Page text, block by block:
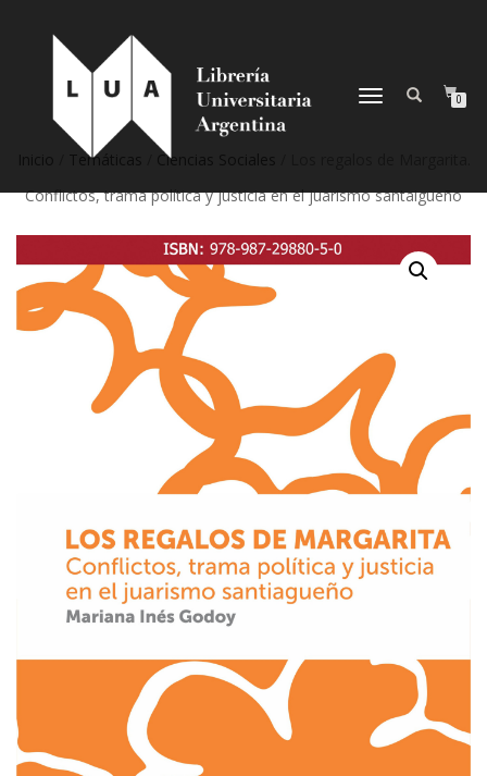
NAVEGACIÓN
0
Temáticas Ciencias Sociales
Conflictos, trama política y justicia en el juarismo santaigueño